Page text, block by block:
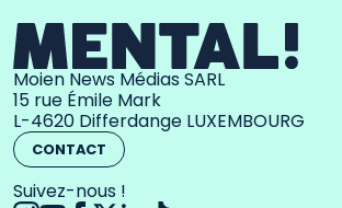
Moien News Médias SARL
15 rue Émile Mark
L-4620 Differdange LUXEMBOURG
CONTACT
Suivez-nous !